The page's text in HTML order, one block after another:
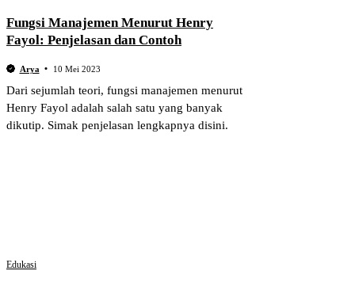
Fungsi Manajemen Menurut Henry
Fayol: Penjelasan dan Contoh
Arya 10 Mei 2023
Dari sejumlah teori, fungsi manajemen menurut
Henry Fayol adalah salah satu yang banyak
dikutip. Simak penjelasan lengkapnya disini.
Edukasi